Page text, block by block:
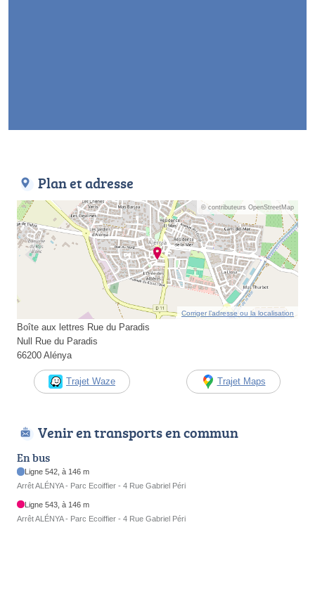
Plan et adresse
© contributeurs OpenStreetMap
Corriger l’adresse ou la localisation
Boîte aux lettres Rue du Paradis
Null Rue du Paradis
66200 Alénya
Trajet Waze Trajet Maps
Venir en transports en commun
En bus
Ligne 542, à 146 m
Arrêt ALÉNYA - Parc Ecoiffier - 4 Rue Gabriel Péri
Ligne 543, à 146 m
Arrêt ALÉNYA - Parc Ecoiffier - 4 Rue Gabriel Péri